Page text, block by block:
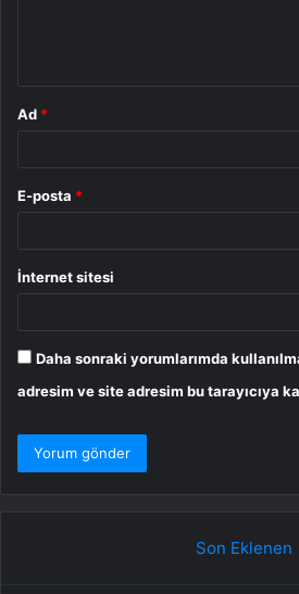
Ad *
E-posta *
İnternet sitesi
Daha sonraki yorumlarımda
adresim ve site adresim bu tarayıcıya
Son Eklenen